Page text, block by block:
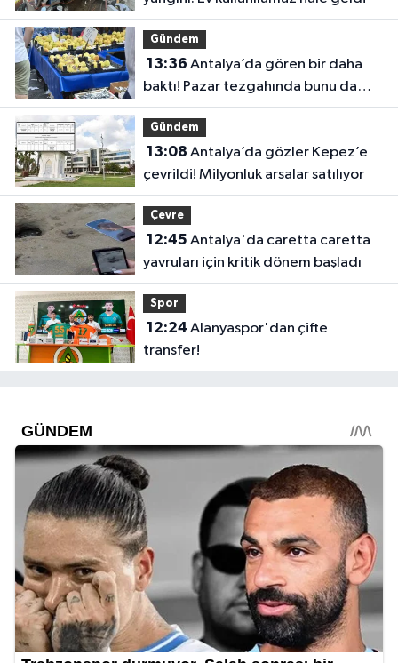
Gündem
13:36
baktı! Pazar tezgahında bunu da
sattılar
Gündem
13:08
çevrildi! Milyonluk arsalar satılıyor
Çevre
12:45
yavruları için kritik dönem başladı
Spor
12:24
transfer!